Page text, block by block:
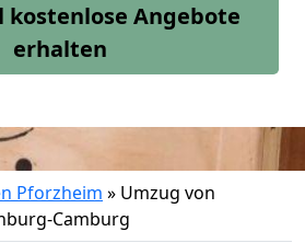
kostenlose Angebote
erhalten
Pforzheim » Umzug von
Camburg